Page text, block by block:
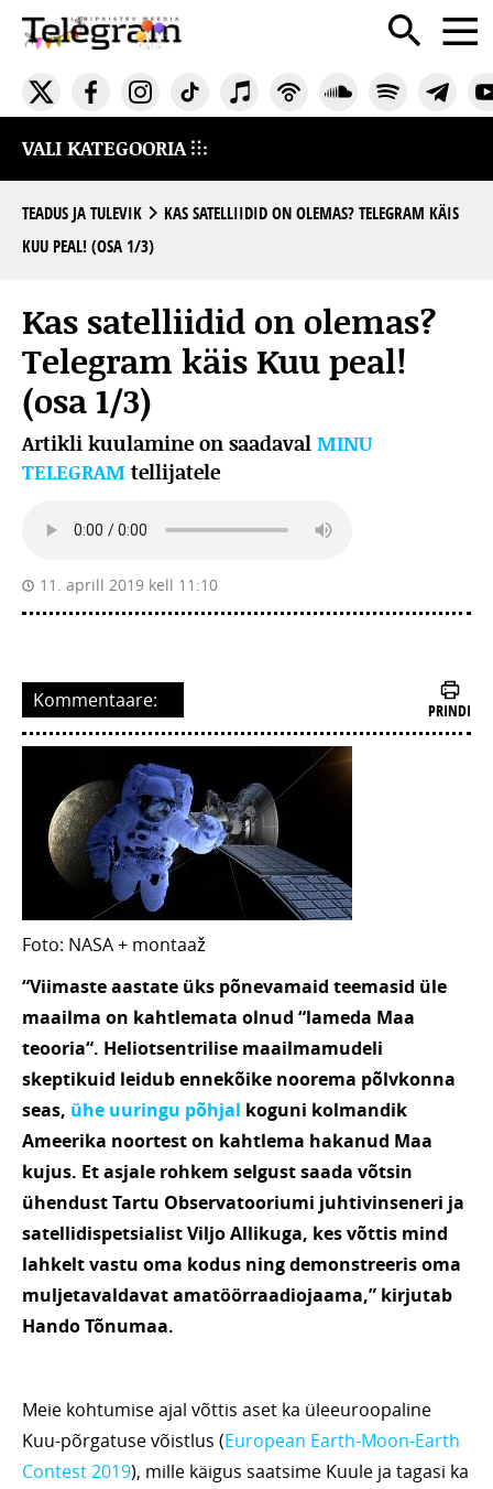
VALI KATEGOORIA
TEADUS JA TULEVIK
KAS SATELLIIDID ON OLEMAS? TELEGRAM KÄIS
KUU PEAL! (OSA 1/3)
Kas satelliidid on olemas?
Telegram käis Kuu peal!
(osa 1/3)
Artikli kuulamine on saadaval MINU
TELEGRAM tellijatele
11. aprill 2019 kell 11:10
Kommentaare: PRINDI
Foto: NASA + montaaž
“Viimaste aastate üks põnevamaid teemasid üle
maailma on kahtlemata olnud “lameda Maa
teooria“. Heliotsentrilise maailmamudeli
skeptikuid leidub ennekõike noorema põlvkonna
seas, ühe uuringu põhjal koguni kolmandik
Ameerika noortest on kahtlema hakanud Maa
kujus. Et asjale rohkem selgust saada võtsin
ühendust Tartu Observatooriumi juhtivinseneri ja
satellidispetsialist Viljo Allikuga, kes võttis mind
lahkelt vastu oma kodus ning demonstreeris oma
muljetavaldavat amatöörraadiojaama,” kirjutab
Hando Tõnumaa.
Meie kohtumise ajal võttis aset ka üleeuroopaline
Kuu-põrgatuse võistlus (European Earth-Moon-Earth
Contest 2019), mille käigus saatsime Kuule ja tagasi ka